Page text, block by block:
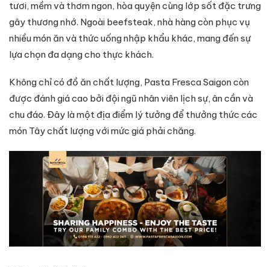
tươi, mềm và thơm ngon, hòa quyện cùng lớp sốt đặc trưng
gây thương nhớ. Ngoài beefsteak, nhà hàng còn phục vụ
nhiều món ăn và thức uống nhập khẩu khác, mang đến sự
lựa chọn đa dạng cho thực khách.
Không chỉ có đồ ăn chất lượng, Pasta Fresca Saigon còn
được đánh giá cao bởi đội ngũ nhân viên lịch sự, ân cần và
chu đáo. Đây là một địa điểm lý tưởng để thưởng thức các
món Tây chất lượng với mức giá phải chăng.